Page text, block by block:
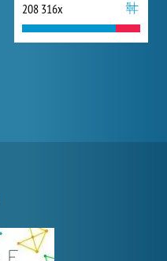
208 316x